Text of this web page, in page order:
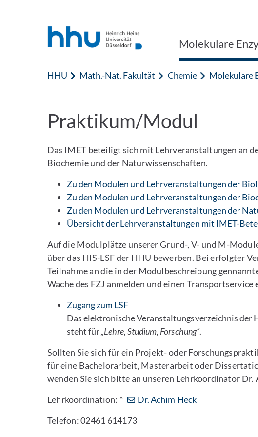
Molekulare
HHU Math.-Nat. Fakultät Chemie Molekulare
Praktikum/Modul
Das IMET beteiligt sich mit Lehrveranstaltungen an
Biochemie und der Naturwissenschaften.
Zu den Modulen und Lehrveranstaltungen der
Zu den Modulen und Lehrveranstaltungen der
Zu den Modulen und Lehrveranstaltungen der
Übersicht der Lehrveranstaltungen mit IMET-
Auf die Modulplätze unserer Grund-, V- und M-
über das HIS-LSF der HHU bewerben. Bei erfolgter
Teilnahme an die in der Modulbeschreibung
Wache des FZJ anmelden und einen Transportservice
Zugang zum LSF
Das elektronische Veranstaltungsverzeichnis
steht für„Lehre, Studium, Forschung“.
Sollten Sie sich für ein Projekt- oder
für eine Bachelorarbeit, Masterarbeit oder
wenden Sie sich bitte an unseren Lehrkoordinator Dr.
Lehrkoordination: *
Dr. Achim Heck
Telefon: 02461 614173